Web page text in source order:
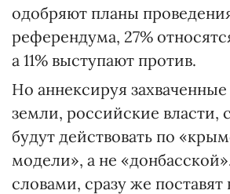
одобряют планы
референдума, 27%
а 11% выступают против.
Но аннексируя
земли, российские власти,
будут действовать по
модели», а не
словами, сразу же поставят